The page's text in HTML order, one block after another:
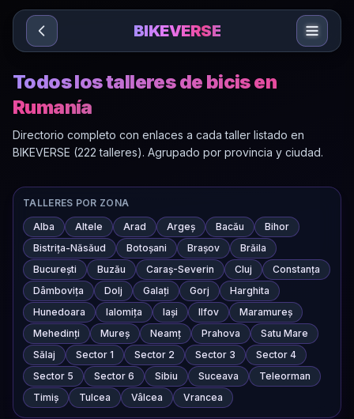
Sari la conținut
BIKEVERSE
Todos los talleres de bicis en
Rumanía
Directorio completo con enlaces a cada taller listado en
BIKEVERSE (222 talleres). Agrupado por provincia y ciudad.
TALLERES POR ZONA
Alba
Altele Arad Argeș Bacău
Bihor
Bistrița-Năsăud
Botoșani Brașov
Brăila
București
Buzău Caraș-Severin Cluj
Constanța
Dâmbovița
Dolj Galați Gorj
Harghita
Hunedoara
Ialomița Iași Ilfov
Maramureș
Mehedinți
Mureș Neamț Prahova
Satu Mare
Sălaj
Sector 1 Sector 2 Sector 3
Sector 4
Sector 5
Sector 6 Sibiu Suceava
Teleorman
Timiș
Tulcea Vâlcea Vrancea